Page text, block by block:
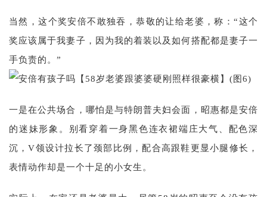
当然，这个奖安倍不敢独吞，恭敬的让给老婆，称：“这个
奖应该属于我妻子，因为我的着装以及如何搭配都是妻子一
手负责的。”
一是在公共场合，哪怕是与特朗普夫妇会面，昭惠都是安倍
的迷妹形象。别看穿着一身黑色连衣裙端庄大气、配色深
沉，V领设计拉长了颈部比例，配合高跟鞋更显小腿修长，
表情动作却是一个十足的小女生。